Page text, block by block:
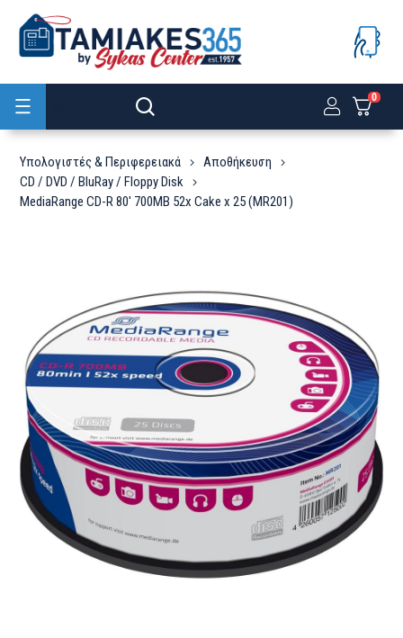
0
Υπολογιστές & Περιφερειακά
Αποθήκευση
CD / DVD / BluRay / Floppy Disk
MediaRange CD-R 80' 700MB 52x Cake x 25 (MR201)